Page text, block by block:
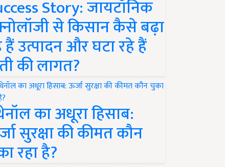
Story: जायटॉनिक
से किसान कैसे बढ़ा
हैं उत्पादन और घटा रहे हैं
की लागत?
का अधूरा हिसाब:
सुरक्षा की कीमत कौन
रहा है?